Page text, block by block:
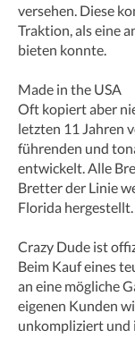
versehen. Diese
Traktion, als eine
bieten konnte.
Made in the USA
Oft kopiert aber
letzten 11 Jahren
führenden und
entwickelt. Alle
Bretter der Linie
Florida hergestellt.
Crazy Dude ist
Beim Kauf eines
an eine mögliche
eigenen Kunden
unkompliziert und